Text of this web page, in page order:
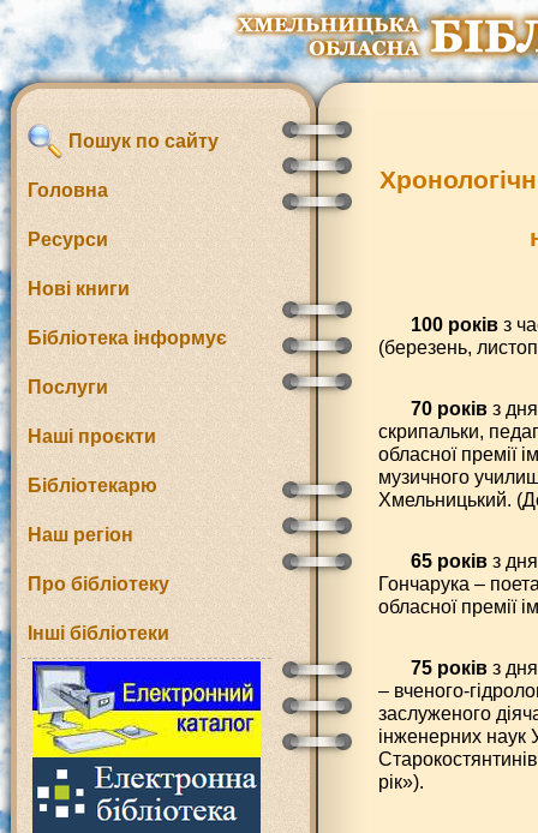
Пошук по сайту
Головна
Ресурси
Нові книги
Бібліотека інформує
Послуги
Наші проєкти
Бібліотекарю
Наш регіон
Про бібліотеку
Інші бібліотеки
100 роківз
(березень,
70 років з
скрипальки,
обласної премії
музичного
Хмельницький.
65 роківз
Гончарука –
обласної премії
75 роківз
– вченого-
заслуженого
інженерних наук
рік»).